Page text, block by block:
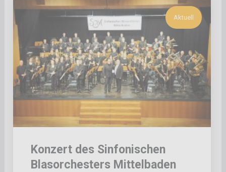
Aktuell
Konzert des Sinfonischen
Blasorchesters Mittelbaden